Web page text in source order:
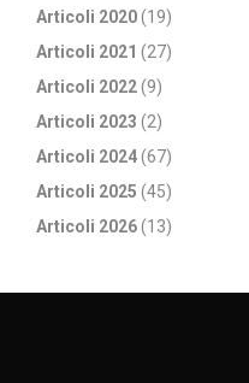
Articoli 2020(19)
Articoli 2021 (27)
Articoli 2022(9)
Articoli 2023 (2)
Articoli 2024(67)
Articoli 2025 (45)
Articoli 2026(13)